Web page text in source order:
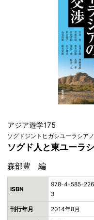
アジア遊学175
ソグドジントヒガシユーラシア
ソグド人と東ユーラ
森部豊 編
ISBN
978-4-585-
3
刊行年月 2014年8月